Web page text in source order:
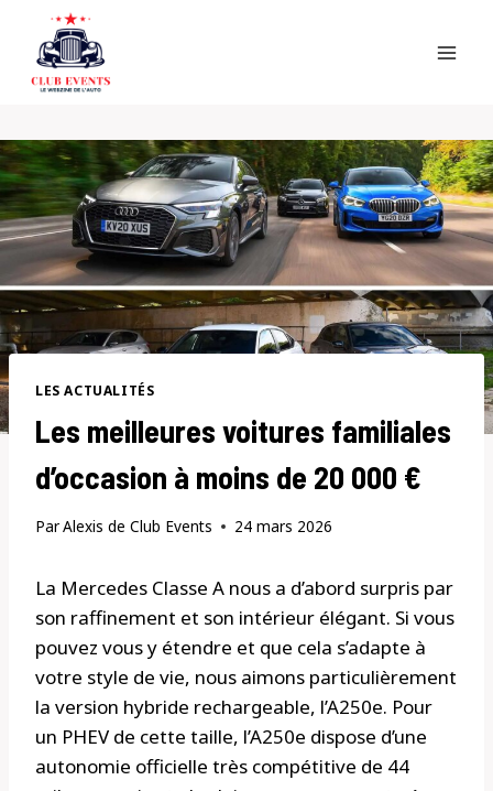
content
LES ACTUALITÉS
Les meilleures voitures familiales
d’occasion à moins de 20 000 €
ParAlexis de Club Events 24 mars 2026
La Mercedes Classe A nous a d’abord surpris par
son raffinement et son intérieur élégant. Si vous
pouvez vous y étendre et que cela s’adapte à
votre style de vie, nous aimons particulièrement
la version hybride rechargeable, l’A250e. Pour
un PHEV de cette taille, l’A250e dispose d’une
autonomie officielle très compétitive de 44